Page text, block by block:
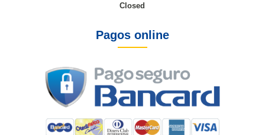
Closed
Pagos online